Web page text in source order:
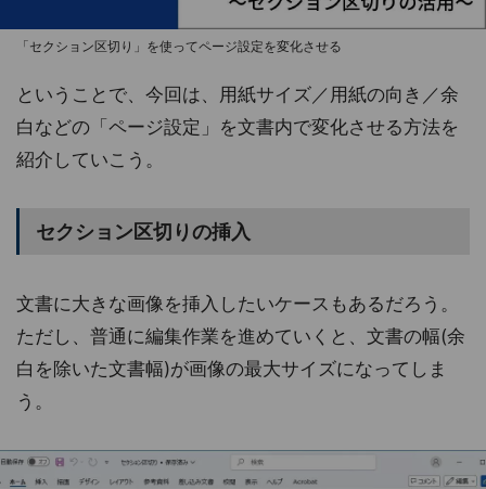
「セクション区切り」を使ってページ設定を変化させる
ということで、今回は、用紙サイズ／用紙の向き／余
白などの「ページ設定」を文書内で変化させる方法を
紹介していこう。
セクション区切りの挿入
文書に大きな画像を挿入したいケースもあるだろう。
ただし、普通に編集作業を進めていくと、文書の幅(余
白を除いた文書幅)が画像の最大サイズになってしま
う。